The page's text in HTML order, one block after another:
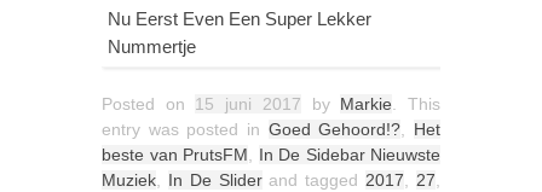
Nu Eerst Even Een Super Lekker
Nummertje
Posted on 15 juni 2017 by Markie . This
entry was posted in Goed Gehoord!?
Het
beste van PrutsFM
In De Sidebar Nieuwste
Muziek
In De Sliderand tagged 2017 27